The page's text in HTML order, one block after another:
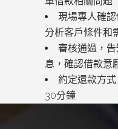
現場專人確
分析客戶條件和
審核通過，
息，確認借款意
約定還款方
30分鐘